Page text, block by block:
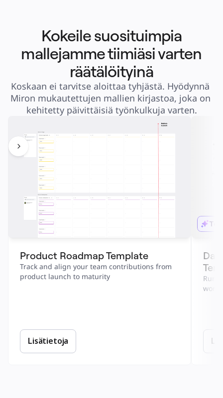
Kokeile suosituimpia
mallejamme tiimiäsi varten
räätälöityinä
Koskaan ei tarvitse aloittaa tyhjästä. Hyödynnä
Miron mukautettujen mallien kirjastoa, joka on
kehitetty päivittäisiä työnkulkuja varten.
Product Roadmap Template
Track and align your team contributions from
product launch to maturity
Lisätietoja
Run
work.